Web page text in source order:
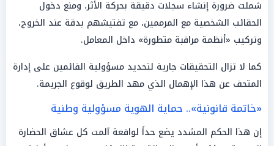
شملت ضرورة إنشاء سجلات دقيقة بحركة الأثر، ومنع دخول
الحقائب الشخصية مع المرممين، مع تفتيشهم بدقة عند الخروج،
وتركيب «أنظمة مراقبة متطورة» داخل المعامل.
كما لا تزال التحقيقات جارية لتحديد مسؤولية القائمين على إدارة
المتحف عن هذا الإهمال الذي مهد الطريق لوقوع الجريمة.
«خاتمة قانونية».. حماية الهوية مسؤولية وطنية
إن هذا الحكم المشدد يضع حداً لواقعة آلمت كل عشاق الحضارة